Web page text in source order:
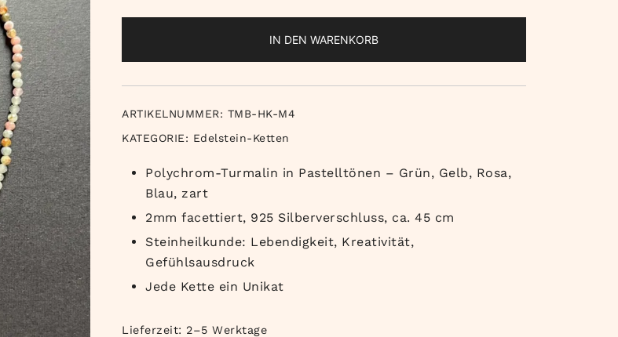
IN DEN WARENKORB
ARTIKELNUMMER: TMB-HK-M4
KATEGORIE: Edelstein-Ketten
Polychrom-Turmalin in Pastelltönen – Grün, Gelb, Rosa,
Blau, zart
2mm facettiert, 925 Silberverschluss, ca. 45 cm
Steinheilkunde: Lebendigkeit, Kreativität,
Gefühlsausdruck
Jede Kette ein Unikat
Lieferzeit: 2–5 Werktage